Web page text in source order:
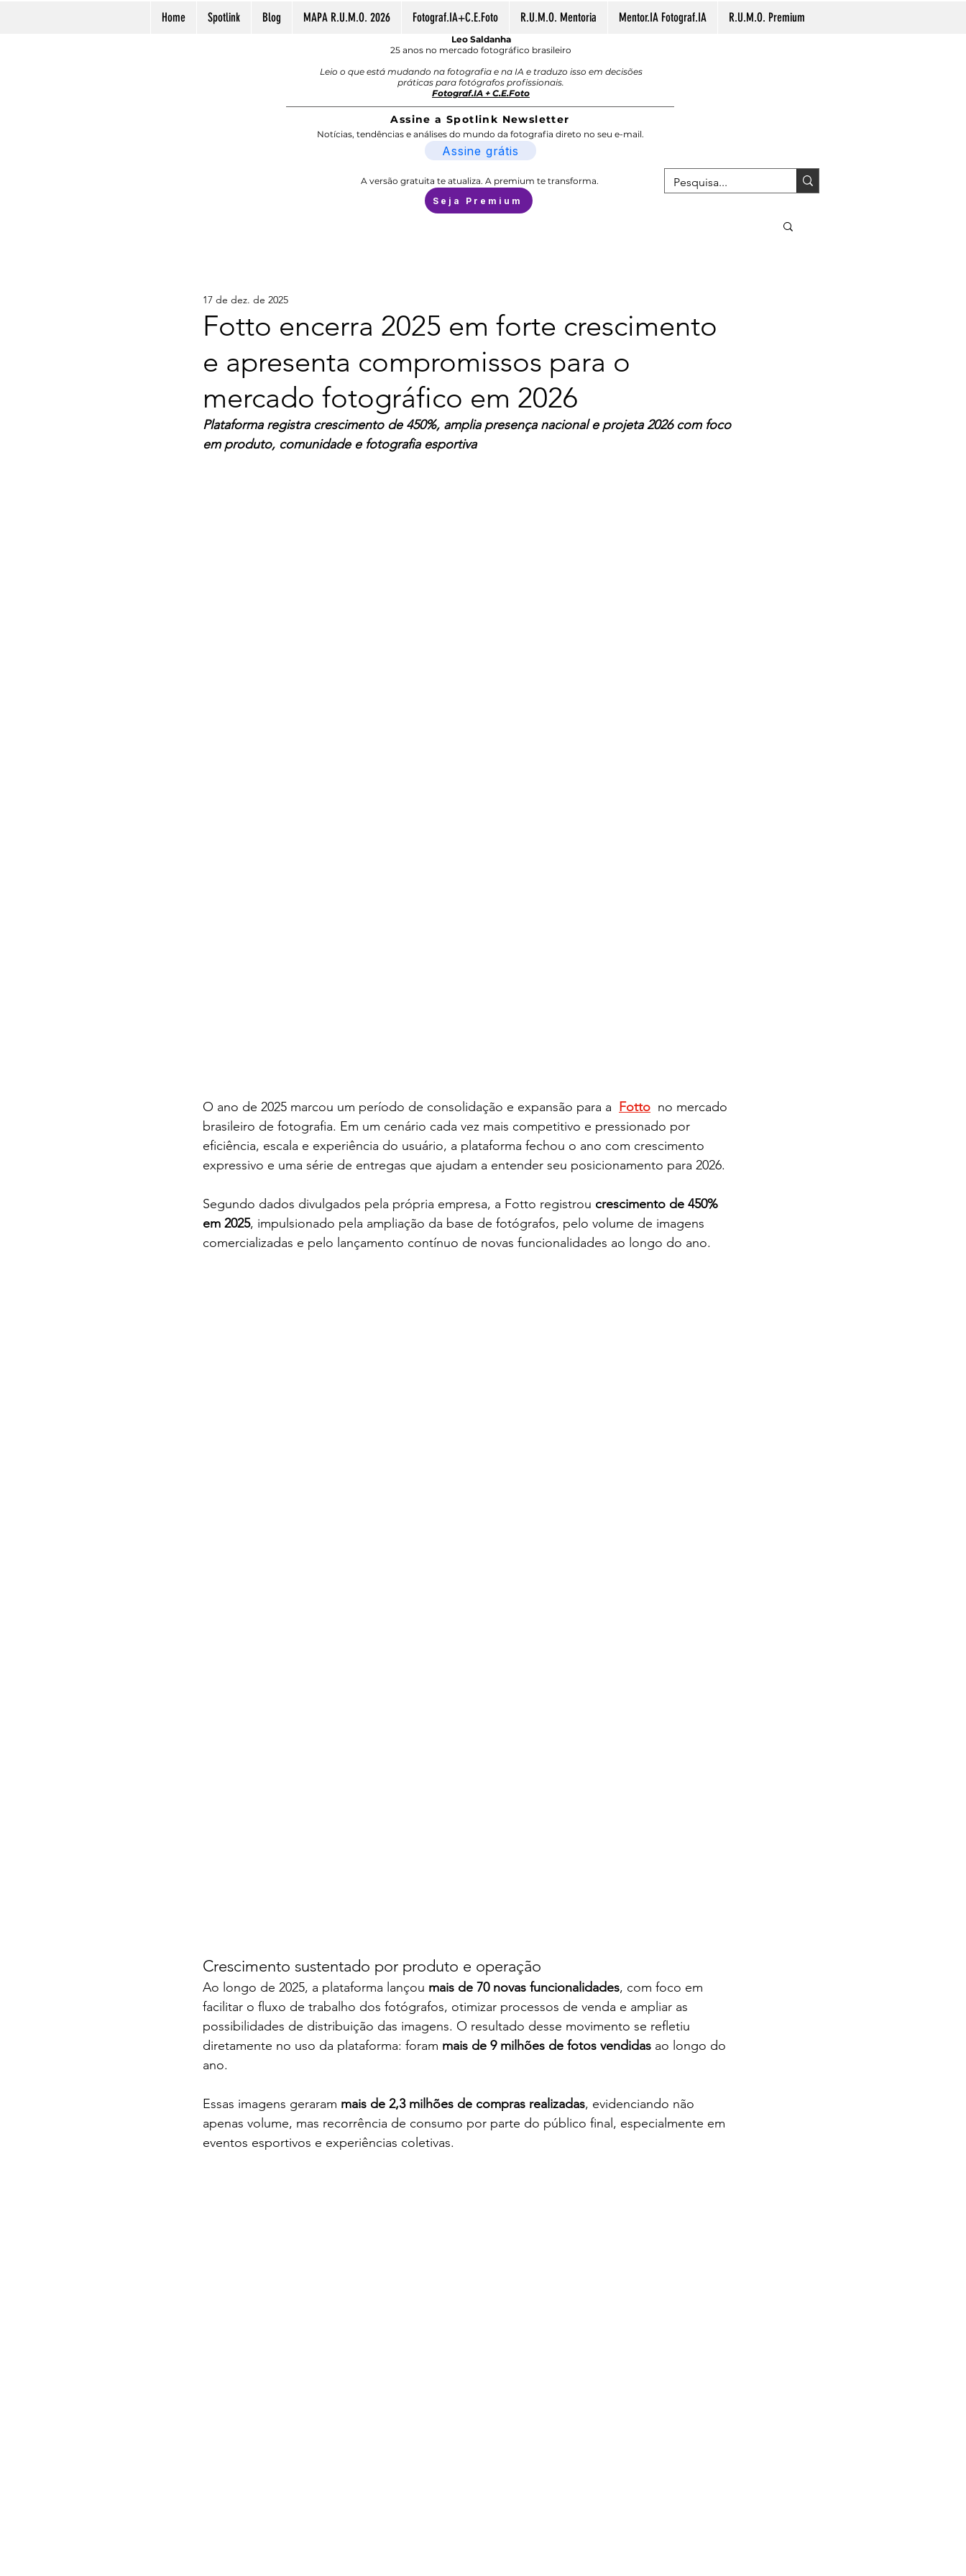
Home Spotlink Blog MAPA R.U.M.O. 2026 Fotograf.IA+C.E.Foto R.U.M.O. Mentoria Mentor.IA Fotograf.IA R.U.M.O. Premium
Leo Saldanha
25 anos no mercado fotográfico brasileiro
Leio o que está mudando na fotografia e na IA e traduzo isso em decisões
práticas para fotógrafos profissionais.
Fotograf.IA + C.E.Foto
Assine a Spotlink Newsletter
Notícias, tendências e análises do mundo da fotografia direto no seu e-mail.
Assine grátis
A versão gratuita te atualiza. A premium te transforma.
Seja Premium
Fotto encerra 2025 em forte crescimento
e apresenta compromissos para o
mercado fotográfico em 2026
17 de dez. de 2025
Plataforma registra crescimento de 450%, amplia presença nacional e projeta 2026 com foco
em produto, comunidade e fotografia esportiva
O ano de 2025 marcou um período de consolidação e expansão para a Fotto no mercado
brasileiro de fotografia. Em um cenário cada vez mais competitivo e pressionado por
eficiência, escala e experiência do usuário, a plataforma fechou o ano com crescimento
expressivo e uma série de entregas que ajudam a entender seu posicionamento para 2026.
Segundo dados divulgados pela própria empresa, a Fotto registrou crescimento de 450%
em 2025, impulsionado pela ampliação da base de fotógrafos, pelo volume de imagens
comercializadas e pelo lançamento contínuo de novas funcionalidades ao longo do ano.
Crescimento sustentado por produto e operação
Ao longo de 2025, a plataforma lançou mais de 70 novas funcionalidades, com foco em
facilitar o fluxo de trabalho dos fotógrafos, otimizar processos de venda e ampliar as
possibilidades de distribuição das imagens. O resultado desse movimento se refletiu
diretamente no uso da plataforma: foram mais de 9 milhões de fotos vendidas ao longo do
ano.
Essas imagens geraram mais de 2,3 milhões de compras realizadas, evidenciando não
apenas volume, mas recorrência de consumo por parte do público final, especialmente em
eventos esportivos e experiências coletivas.